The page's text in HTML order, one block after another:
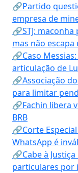
🔗Partido
empresa de
🔗STJ:
mas não
🔗Caso
articulação de
🔗Associação
para limitar
🔗Fachin libera
BRB
🔗Corte
WhatsApp é
🔗Cabe à
particulares por